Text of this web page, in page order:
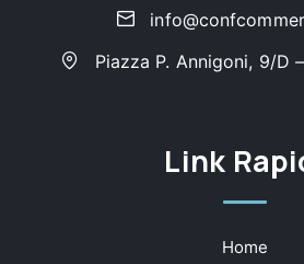
Piazza P. Annigoni, 9/D
Link
Home